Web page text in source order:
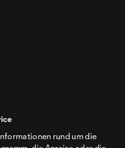
rund um die